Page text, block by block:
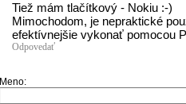
Tiež mám tlačítkový - Nokiu :-)
Mimochodom, je nepraktické
efektívnejšie vykonať pomocou
Odpovedať
Meno: